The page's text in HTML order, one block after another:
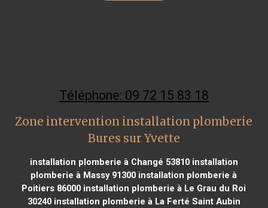
Téléphone: 09 72 15 83 18
Zone intervention installation plomberie
Bures sur Yvette
installation plomberie à Changé 53810installation
plomberie à Massy 91300 installation plomberie à
Poitiers 86000 installation plomberie à Le Grau du Roi
30240installation plomberie à La Ferté Saint Aubin